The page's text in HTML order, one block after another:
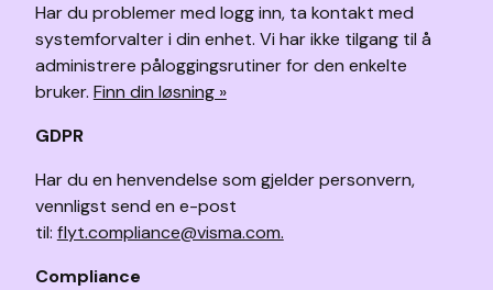
Har du problemer med logg inn, ta kontakt med
systemforvalter i din enhet. Vi har ikke tilgang til å
administrere påloggingsrutiner for den enkelte
bruker. Finn din løsning »
GDPR
Har du en henvendelse som gjelder personvern,
vennligst send en e-post
til: flyt.compliance@visma.com.
Compliance